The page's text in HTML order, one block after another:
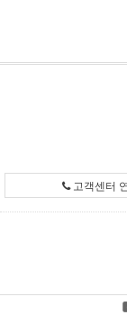
고객센터